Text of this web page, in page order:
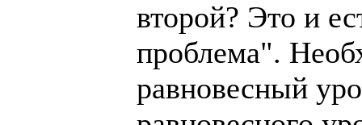
второй? Это и
проблема".
равновесный